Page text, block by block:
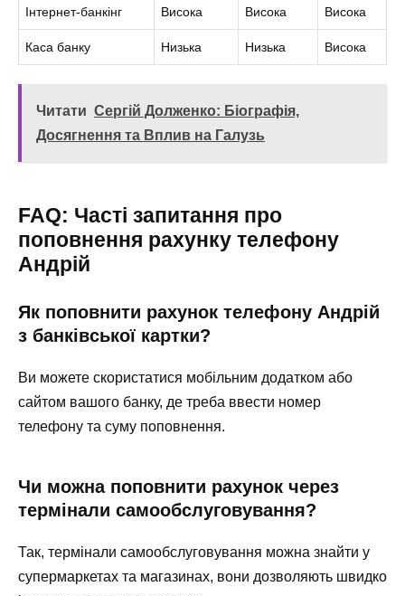
Інтернет-банкінг Висока Висока Висока
Каса банку Низька Низька Висока
Читати Сергій Долженко: Біографія,
Досягнення та Вплив на Галузь
FAQ: Часті запитання про
поповнення рахунку телефону
Андрій
Як поповнити рахунок телефону Андрій
з банківської картки?
Ви можете скористатися мобільним додатком або
сайтом вашого банку, де треба ввести номер
телефону та суму поповнення.
Чи можна поповнити рахунок через
термінали самообслуговування?
Так, термінали самообслуговування можна знайти у
супермаркетах та магазинах, вони дозволяють швидко